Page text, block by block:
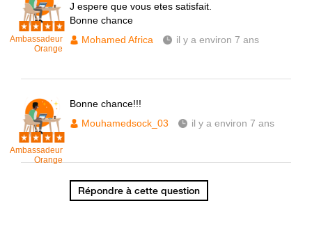
Ambassadeur
Orange
J espere que vous etes satisfait.
Bonne chance
Mohamed Africa
il y a environ 7 ans
Ambassadeur
Orange
Bonne chance!!!
Mouhamedsock_03
il y a environ 7 ans
Répondre à cette question